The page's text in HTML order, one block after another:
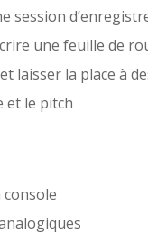
session
une feuille de
laisser la place à
et le pitch